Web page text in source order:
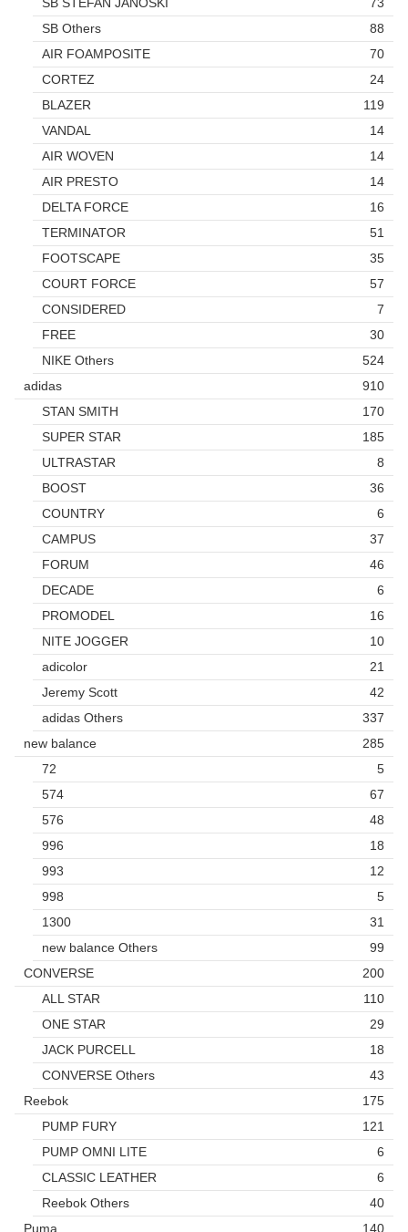
SB STEFAN JANOSKI
73
SB Others
88
AIR FOAMPOSITE
70
CORTEZ
24
BLAZER
119
VANDAL
14
AIR WOVEN
14
AIR PRESTO
14
DELTA FORCE
16
TERMINATOR
51
FOOTSCAPE
35
COURT FORCE
57
CONSIDERED
7
FREE
30
NIKE Others
524
adidas
910
STAN SMITH
170
SUPER STAR
185
ULTRASTAR
8
BOOST
36
COUNTRY
6
CAMPUS
37
FORUM
46
DECADE
6
PROMODEL
16
NITE JOGGER
10
adicolor
21
Jeremy Scott
42
adidas Others
337
new balance
285
72
5
574
67
576
48
996
18
993
12
998
5
1300
31
new balance Others
99
CONVERSE
200
ALL STAR
110
ONE STAR
29
JACK PURCELL
18
CONVERSE Others
43
Reebok
175
PUMP FURY
121
PUMP OMNI LITE
6
CLASSIC LEATHER
6
Reebok Others
40
Puma
140